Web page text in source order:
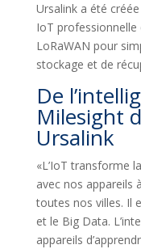
Ursalink a été
IoT
LoRaWAN pour
stockage et de
De
Milesight
Ursalink
«L’IoT transforme
avec nos appareils
toutes nos villes. Il
et le Big Data.
appareils